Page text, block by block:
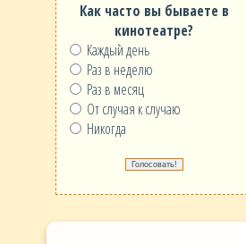
Как часто вы бываете в
кинотеатре?
Каждый день
Раз в неделю
Раз в месяц
От случая к случаю
Никогда